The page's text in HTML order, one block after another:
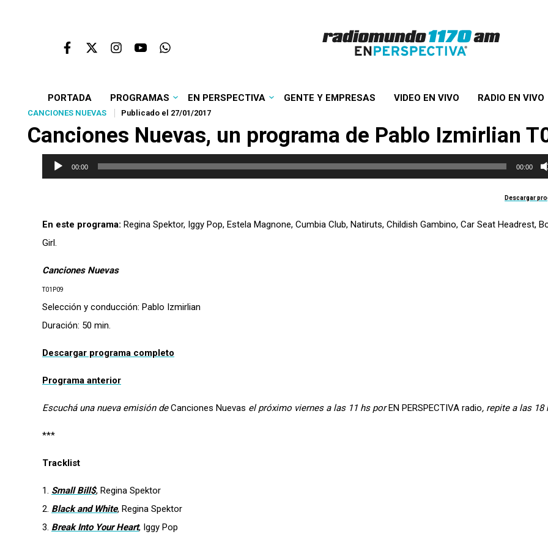
PORTADA PROGRAMAS EN PERSPECTIVA GENTE Y EMPRESAS VIDEO EN VIVO RADIO EN VIVO
CANCIONES NUEVAS Publicado el 27/01/2017
Canciones Nuevas, un programa de Pablo Izmirlian
Reproductor
de
00:00 00:00
Descargar
En este programa: Regina Spektor, Iggy Pop, Estela Magnone, Cumbia Club, Natiruts, Childish Gambino, Car Seat Headrest,
Girl.
Canciones Nuevas
T01P09
Selección y conducción: Pablo Izmirlian
Duración: 50 min.
Descargar programa completo
Programa anterior
Escuchá una nueva emisión deCanciones Nuevas el próximo viernes a las 11 hs porEN PERSPECTIVA radio, repite a las 18
***
Tracklist
1. Small Bill$, Regina Spektor
2. Black and White, Regina Spektor
3. Break Into Your Heart, Iggy Pop